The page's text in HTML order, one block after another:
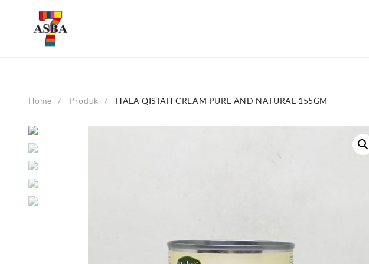
Home Produk HALA QISTAH CREAM PURE AND NATURAL 155GM